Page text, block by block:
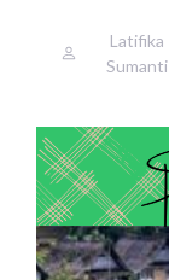
Latifika
Sumanti